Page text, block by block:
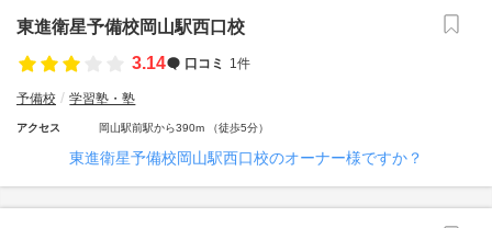
東進衛星予備校岡山駅西口校
3.14
口コミ 1件
予備校 学習塾・塾
アクセス 岡山駅前駅から390m （徒歩5分）
東進衛星予備校岡山駅西口校のオーナー様ですか？